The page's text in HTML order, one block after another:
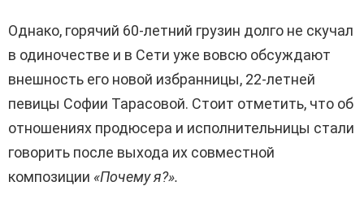
Однако, горячий 60-летний грузин долго не скучал
в одиночестве и в Сети уже вовсю обсуждают
внешность его новой избранницы, 22-летней
певицы Софии Тарасовой. Стоит отметить, что об
отношениях продюсера и исполнительницы стали
говорить после выхода их совместной
композиции «Почему я?».